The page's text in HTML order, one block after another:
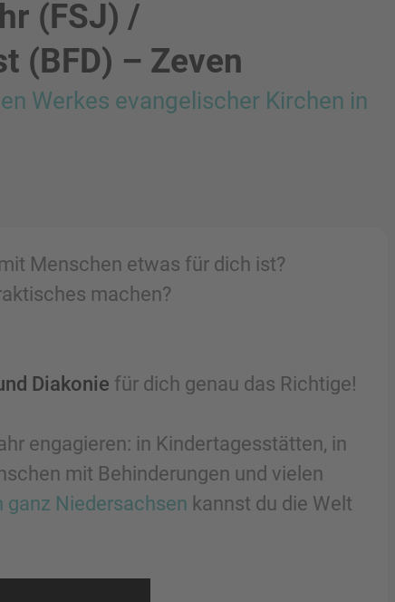
(FSJ) /
(BFD) – Zeven
Werkes evangelischer Kirchen in
Menschen etwas für dich ist?
machen?
Diakonie für dich genau das Richtige!
engagieren: in Kindertagesstätten, in
mit Behinderungen und vielen
ganz Niedersachsen kannst du die Welt